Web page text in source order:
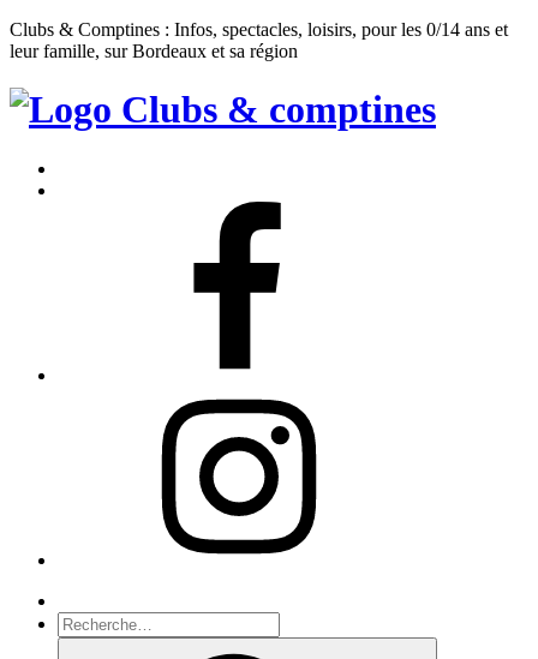
Clubs & Comptines : Infos, spectacles, loisirs, pour les 0/14 ans et
leur famille, sur Bordeaux et sa région
Clubs
Comptines
Recherche
pour